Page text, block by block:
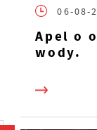
06-08-
Apel o
wody.